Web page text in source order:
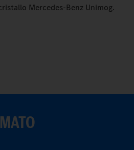
Mercedes-Benz Unimog.